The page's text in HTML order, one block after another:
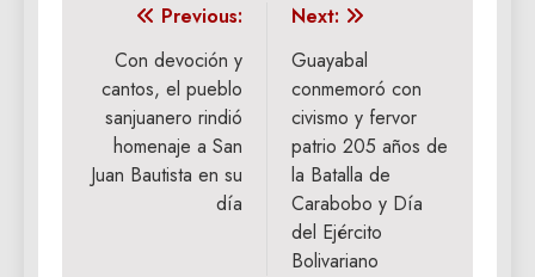
Navegación
de
entradas
Previous:
Con devoción y
cantos, el pueblo
sanjuanero rindió
homenaje a San
Juan Bautista en su
día
Next:
Guayabal
conmemoró con
civismo y fervor
patrio 205 años de
la Batalla de
Carabobo y Día
del Ejército
Bolivariano